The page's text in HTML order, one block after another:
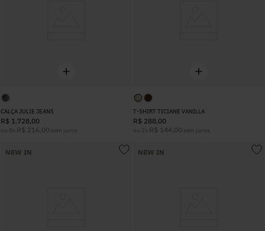
CALÇA JULIE JEANS
R$ 1.728,00
ou 8 x R$ 216,00 sem juros
T-SHIRT TICIANE VANILLA
R$ 288,00
ou 2 x R$ 144,00 sem juros
NEW IN NEW IN